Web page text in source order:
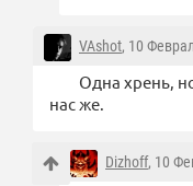
VAshot, 10
Одна хрень,
нас же.
Dizhoff, 10